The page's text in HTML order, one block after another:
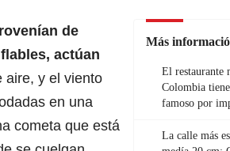
Más
El restaurante
Colombia
famoso por
La calle más
de
actúan
aire, y el viento
en una
cometa que está